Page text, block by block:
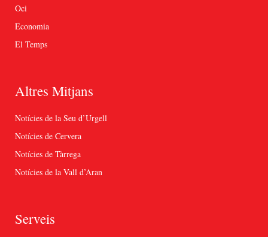
Oci
Economia
El Temps
Altres Mitjans
Notícies de la Seu d’Urgell
Notícies de Cervera
Notícies de Tàrrega
Notícies de la Vall d’Aran
Serveis